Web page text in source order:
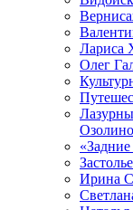
Лариса
Олег
Ирина